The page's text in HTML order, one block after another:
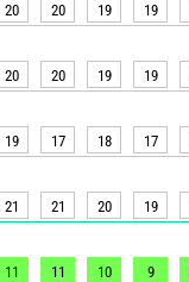
20 20 19 19
20 20 19 19
19 17 18 17
21 21 20 19
11 11 10 9